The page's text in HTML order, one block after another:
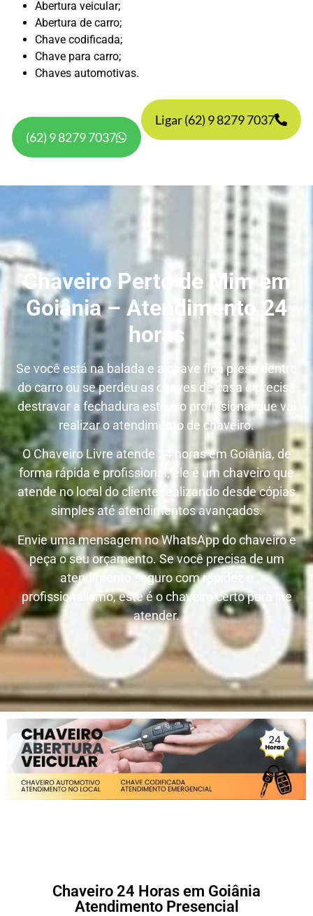
Abertura veicular;
Abertura de carro;
Chave codificada;
Chave para carro;
Chaves automotivas.
(62) 9 8279 7037
Ligar (62) 9 8279 7037
Chaveiro Perto de Mim em
Goiânia – Atendimento 24
horas
Se você está na balada e a chave fica presa dentro
do carro ou se perdeu as chaves de casa e precisa
destravar a fechadura este é o profissional que vai
realizar o atendimento de chaveiro.
O Chaveiro Livre atende 24 horas em Goiânia, de
forma rápida e profissional, ele é um chaveiro que
atende no local do cliente realizando desde cópias
simples até atendimentos avançados.
Envie uma mensagem no WhatsApp do chaveiro e
peça o seu orçamento. Se você precisa de um
atendimento seguro com rapidez e
profissionalismo, este é o chaveiro certo para lhe
atender.
Chaveiro 24 Horas em Goiânia
Atendimento Presencial